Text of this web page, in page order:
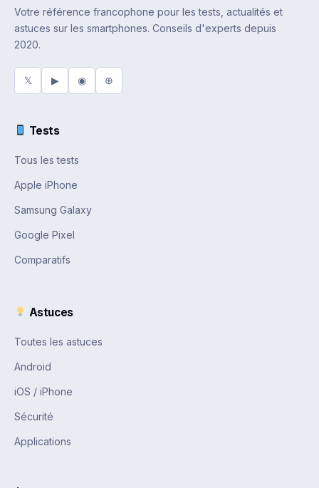
Votre référence francophone pour les tests, actualités et
astuces sur les smartphones. Conseils d'experts depuis
2020.
𝕏 ▶ ◉ ⊕
Tests
Tous les tests
Apple iPhone
Samsung Galaxy
Google Pixel
Comparatifs
Astuces
Toutes les astuces
Android
iOS / iPhone
Sécurité
Applications